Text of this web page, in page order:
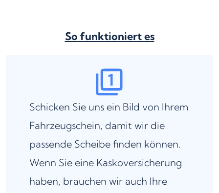
So funktioniert es
Schicken Sie uns ein Bild von Ihrem
Fahrzeugschein, damit wir die
passende Scheibe finden können.
Wenn Sie eine Kaskoversicherung
haben, brauchen wir auch Ihre